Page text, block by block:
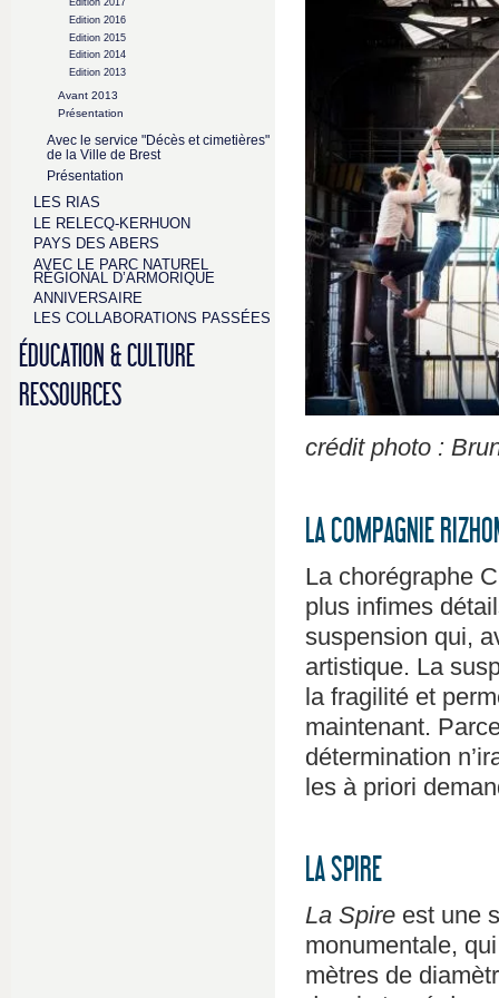
Edition 2016
Edition 2015
Edition 2014
Edition 2013
Avant 2013
Présentation
Avec le service "Décès et cimetières"
de la Ville de Brest
Présentation
LES RIAS
LE RELECQ-KERHUON
PAYS DES ABERS
AVEC LE PARC NATUREL
RÉGIONAL D’ARMORIQUE
ANNIVERSAIRE
LES COLLABORATIONS PASSÉES
ÉDUCATION & CULTURE
RESSOURCES
crédit photo :
LA COMPAGNIE
La chorégraphe
plus infimes
suspension qui,
artistique. La
la fragilité et
maintenant.
détermination
les à priori
LA SPIRE
La Spireest une
monumentale,
mètres de